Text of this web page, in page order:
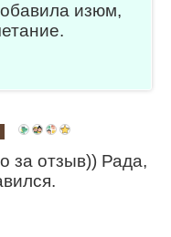
изюм,
за отзыв)) Рада,